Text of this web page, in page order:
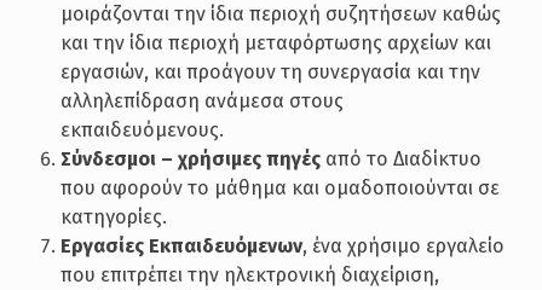
μοιράζονται την ίδια περιοχή συζητήσεων καθώς
και την ίδια περιοχή μεταφόρτωσης αρχείων και
εργασιών, και προάγουν τη συνεργασία και την
αλληλεπίδραση ανάμεσα στους
εκπαιδευόμενους.
Σύνδεσμοι – χρήσιμες πηγέςαπό το Διαδίκτυο
που αφορούν το μάθημα και ομαδοποιούνται σε
κατηγορίες.
Εργασίες Εκπαιδευόμενων, ένα χρήσιμο εργαλείο
που επιτρέπει την ηλεκτρονική διαχείριση,